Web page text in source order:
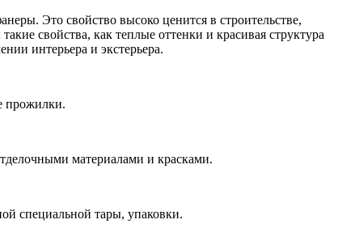
Это свойство высоко ценится в строительстве,
свойства, как теплые оттенки и красивая структура
интерьера и экстерьера.
прожилки.
материалами и красками.
специальной тары, упаковки.